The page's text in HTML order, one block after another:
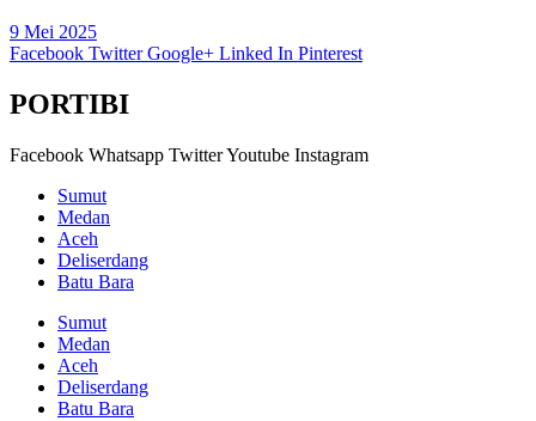
9 Mei 2025
Facebook Twitter Google+ Linked In Pinterest
PORTIBI
Facebook Whatsapp TwitterYoutube Instagram
Sumut
Medan
Aceh
Deliserdang
Batu Bara
Sumut
Medan
Aceh
Deliserdang
Batu Bara